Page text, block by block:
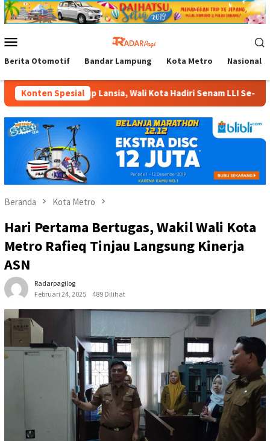
Loncat
ke
Mobile
Berita Otomotif Bandar Lampung Kota Metro Nasional
Konten Spesial
Hidup Lansia, Wali Kota Hadiri Senam LLI Se-Kota Metro
Beranda Kota Metro
Hari Pertama Bertugas, Wakil Wali Kota
Metro Rafieq Tinjau Langsung Kinerja
ASN
Radarpagilog
Februari 24, 2025
489 Dilihat